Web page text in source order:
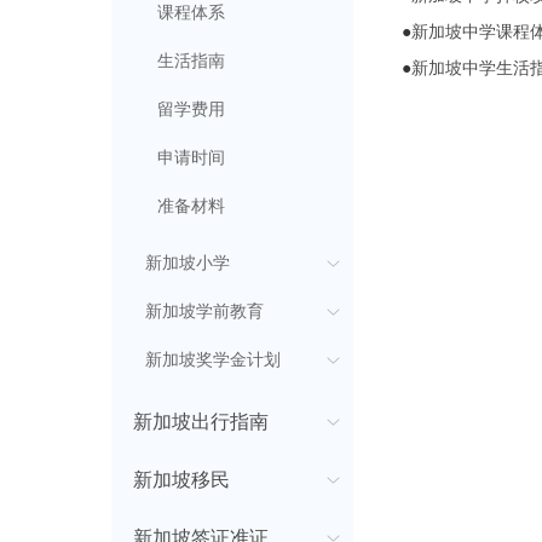
课程体系
生活指南
留学费用
申请时间
准备材料
新加坡小学
新加坡学前教育
新加坡奖学金计划
新加坡出行指南
新加坡移民
新加坡签证准证
●新加坡中学课程
●新加坡中学生活